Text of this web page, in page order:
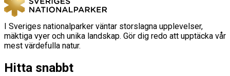
I Sveriges nationalparker väntar storslagna upplevelser,
mäktiga vyer och unika landskap. Gör dig redo att upptäcka vår
mest värdefulla natur.
Hitta snabbt